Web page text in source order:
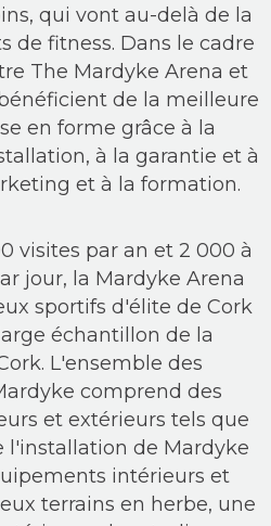
qui vont au-delà de la
de fitness. Dans le cadre
The Mardyke Arena et
de la meilleure
en forme grâce à la
à la garantie et à
et à la formation.
visites par an et 2 000 à
jour, la Mardyke Arena
sportifs d'élite de Cork
échantillon de la
L'ensemble des
comprend des
et extérieurs tels que
l'installation de Mardyke
intérieurs et
terrains en herbe, une